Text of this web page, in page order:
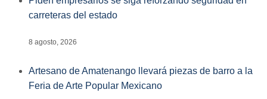
carreteras del estado
8 agosto, 2026
Artesano de Amatenango llevará piezas de barro a la
Feria de Arte Popular Mexicano